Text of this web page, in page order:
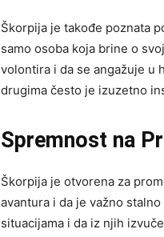
Škorpija je takođe poznata
samo osoba koja brine o
volontira i da se angažuje u
drugima često je izuzetno
Spremnost na
Škorpija je otvorena za
avantura i da je važno
situacijama i da iz njih